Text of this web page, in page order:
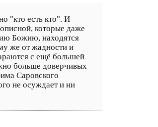
"кто есть кто". И
которые даже
Божию, находятся
же от жадности и
с ещё большей
больше доверчивых
Саровского
не осуждает и ни